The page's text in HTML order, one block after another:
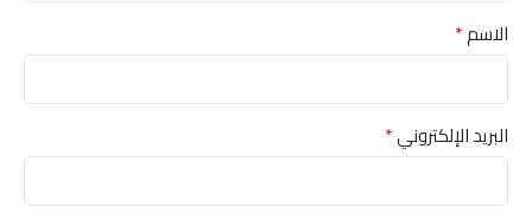
الاسم*
البريد الإلكتروني*